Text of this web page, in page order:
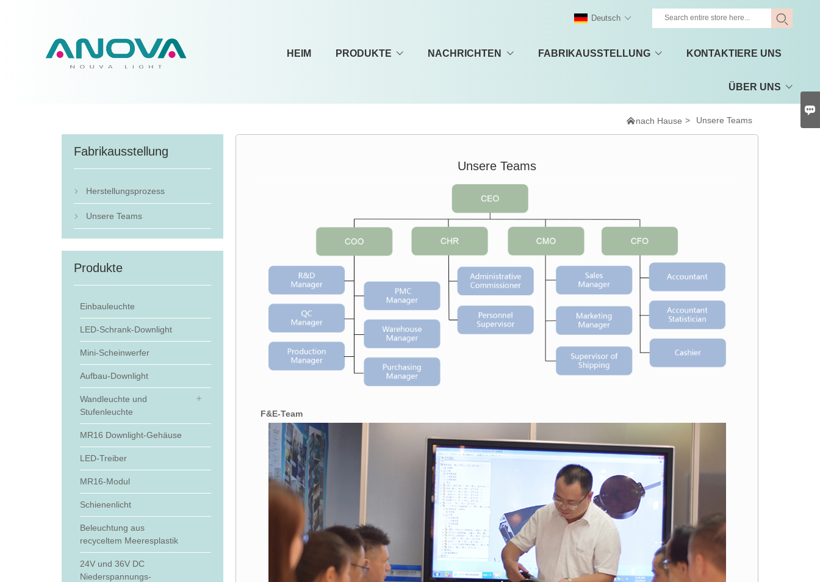
HEIM PRODUKTE NACHRICHTEN FABRIKAUSSTELLUNG KONTAKTIERE UNS
ÜBER UNS
Deutsch
nach Hause > Unsere Teams
Fabrikausstellung
 Herstellungsprozess
 Unsere Teams
Produkte
Einbauleuchte
LED-Schrank-Downlight
Mini-Scheinwerfer
Aufbau-Downlight
Wandleuchte und
Stufenleuchte
MR16 Downlight-Gehäuse
LED-Treiber
MR16-Modul
Schienenlicht
Beleuchtung aus
recyceltem Meeresplastik
24V und 36V DC
Niederspannungs-
Unsere Teams
F&E-Team
